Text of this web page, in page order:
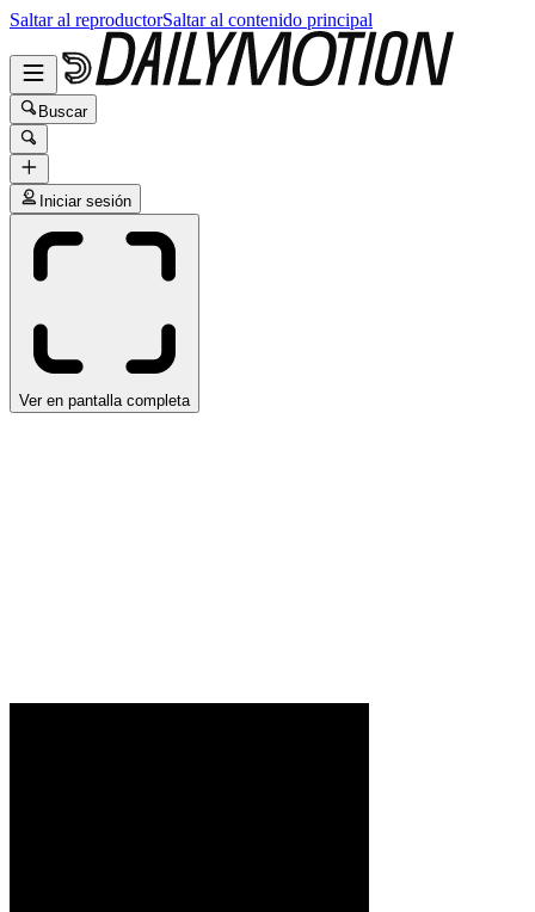
Saltar al reproductorSaltar al contenido principal
Buscar
Iniciar sesión
Ver en pantalla completa